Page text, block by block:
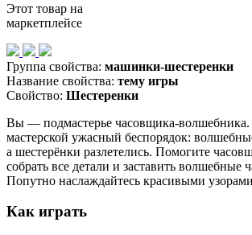
Этот товар на
маркетплейсе
Группа свойства: машинки-шестеренки
Название свойства: тему игры
Свойство: Шестеренки
Вы — подмастерье часовщика-волшебника.
мастерской ужасный беспорядок:
а шестерёнки разлетелись. Помогите
собрать все детали и заставить волшебные
Попутно наслаждайтесь красивыми
Как играть